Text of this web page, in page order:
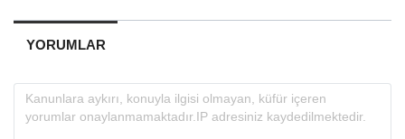
YORUMLAR